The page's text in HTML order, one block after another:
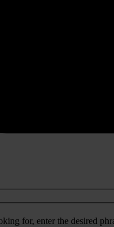
for, enter the desired